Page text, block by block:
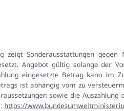
zeigt Sonderausstattungen gegen
Angebot gültig solange der
eingesetzte Betrag kann im
ist abhängig vom zu
sowie die
https://